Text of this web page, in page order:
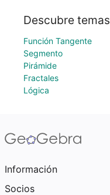
Descubre temas
Función Tangente
Segmento
Pirámide
Fractales
Lógica
Información
Socios